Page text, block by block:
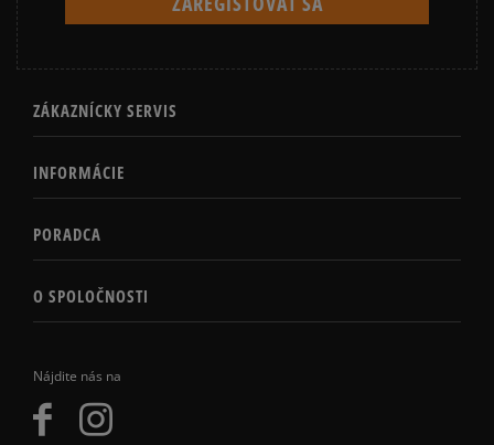
Nájdite nás na
ZÁKAZNÍCKY SERVIS
INFORMÁCIE
PORADCA
O SPOLOČNOSTI